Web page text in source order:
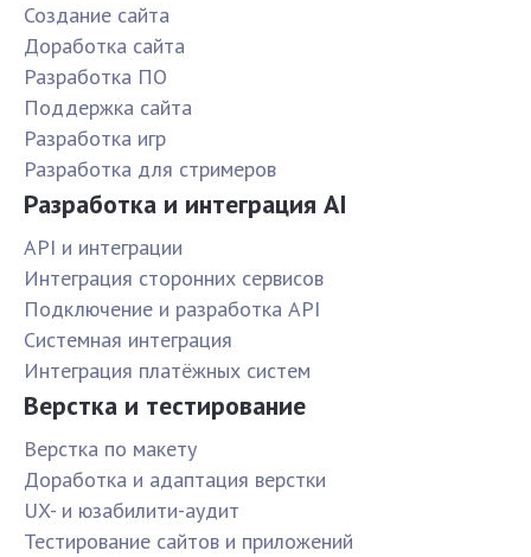
Создание сайта
Доработка сайта
Разработка ПО
Поддержка сайта
Разработка игр
Разработка для стримеров
Разработка и интеграция AI
API и интеграции
Интеграция сторонних сервисов
Подключение и разработка API
Системная интеграция
Интеграция платёжных систем
Верстка и тестирование
Верстка по макету
Доработка и адаптация верстки
UX- и юзабилити-аудит
Тестирование сайтов и приложений